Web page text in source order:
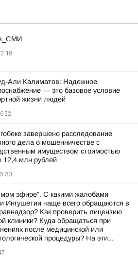
Али Калиматов: Надежное
— это базовое условие
жизни людей
завершено расследование
дела о мошенничестве с
имуществом стоимостью
12,4 млн рублей
эфире". С какими жалобами
Ингушетии чаще всего обращаются в
Как проверить лицензию
клиники? Куда обращаться при
после медицинской или
процедуры? На эти...